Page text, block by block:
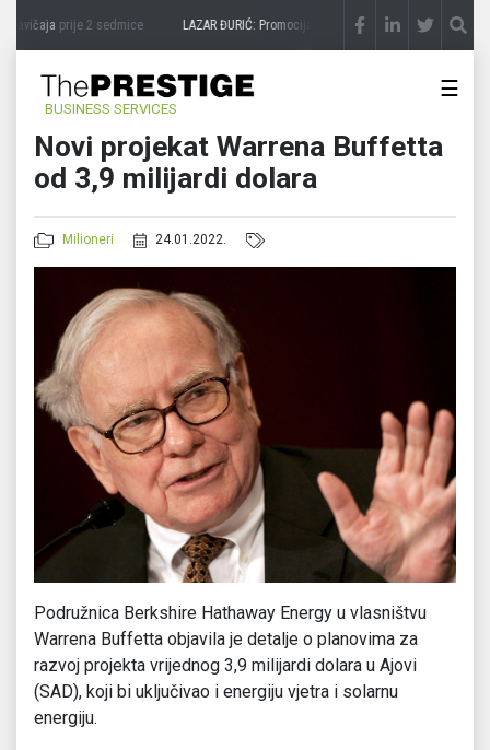
zavičajaprije 2 sedmice LAZAR ĐURIĆ: Promocija potencijal pretvara u destinaciju
BUSINESS SERVICES
☰
Novi projekat Warrena Buffetta
od 3,9 milijardi dolara
Milioneri 24.01.2022.
Podružnica Berkshire Hathaway Energy u vlasništvu
Warrena Buffetta objavila je detalje o planovima za
razvoj projekta vrijednog 3,9 milijardi dolara u Ajovi
(SAD), koji bi uključivao i energiju vjetra i solarnu
energiju.